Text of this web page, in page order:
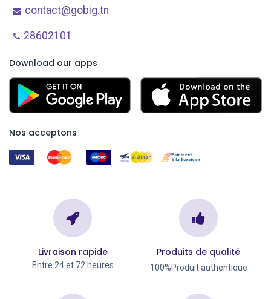
contact@gobig.tn
28602101
Download our apps
Nos acceptons
Livraison rapide
Entre 24 et 72 heures
Produits de qualité
100%Produit authentique